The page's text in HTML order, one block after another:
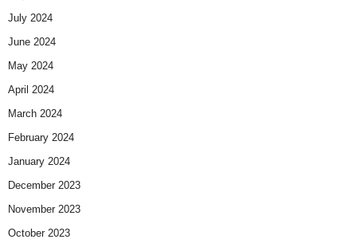
July 2024
June 2024
May 2024
April 2024
March 2024
February 2024
January 2024
December 2023
November 2023
October 2023